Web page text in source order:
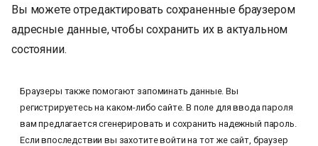
Вы можете отредактировать сохраненные браузером
адресные данные, чтобы сохранить их в актуальном
состоянии.
Браузеры также помогают запоминать данные. Вы
регистрируетесь на каком-либо сайте. В поле для ввода пароля
вам предлагается сгенерировать и сохранить надежный пароль.
Если впоследствии вы захотите войти на тот же сайт, браузер